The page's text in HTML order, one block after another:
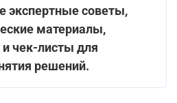
экспертные советы,
материалы,
чек-листы для
решений.